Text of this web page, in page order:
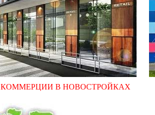
КОММЕРЦИИ В НОВОСТРОЙКАХ